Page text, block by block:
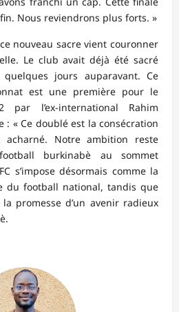
Nous reviendrons plus forts. »
nouveau sacre vient couronner
Le club avait déjà été sacré
jours auparavant. Ce
est une première pour le
l’ex-international Rahim
: « Ce doublé est la consécration
Notre ambition reste
burkinabè au sommet
s’impose désormais comme la
du football national, tandis que
promesse d’un avenir radieux